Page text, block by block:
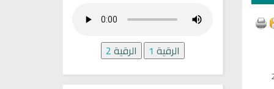
الرقية 1 الرقية2